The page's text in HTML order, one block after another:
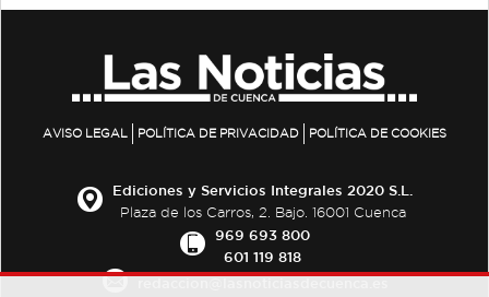
AVISO LEGAL POLÍTICA DE PRIVACIDAD POLÍTICA DE COOKIES
Ediciones y Servicios Integrales 2020 S.L.
Plaza de los Carros, 2. Bajo. 16001 Cuenca
969 693 800
601 119 818